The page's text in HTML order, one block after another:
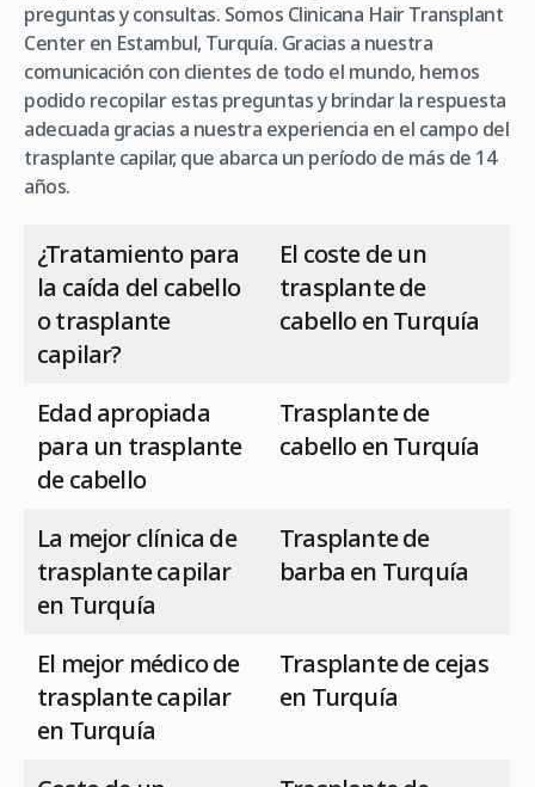
preguntas y consultas. Somos Clinicana Hair Transplant
Center en Estambul, Turquía. Gracias a nuestra
comunicación con clientes de todo el mundo, hemos
podido recopilar estas preguntas y brindar la respuesta
adecuada gracias a nuestra experiencia en el campo del
trasplante capilar, que abarca un período de más de 14
años.
¿Tratamiento para
la caída del cabello
o trasplante
capilar?
El coste de un
trasplante de
cabello en Turquía
Edad apropiada
para un trasplante
de cabello
Trasplante de
cabello en Turquía
La mejor clínica de
trasplante capilar
en Turquía
Trasplante de
barba en Turquía
El mejor médico de
trasplante capilar
en Turquía
Trasplante de cejas
en Turquía